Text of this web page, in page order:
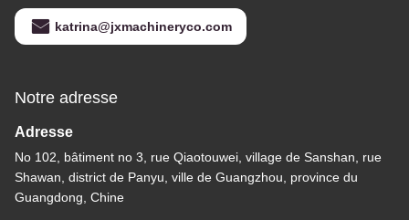
katrina@jxmachineryco.com
Notre adresse
Adresse
No 102, bâtiment no 3, rue Qiaotouwei, village de Sanshan, rue
Shawan, district de Panyu, ville de Guangzhou, province du
Guangdong, Chine